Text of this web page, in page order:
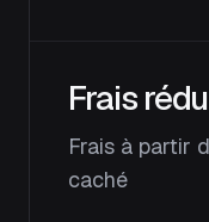
Frais
Frais à partir
caché